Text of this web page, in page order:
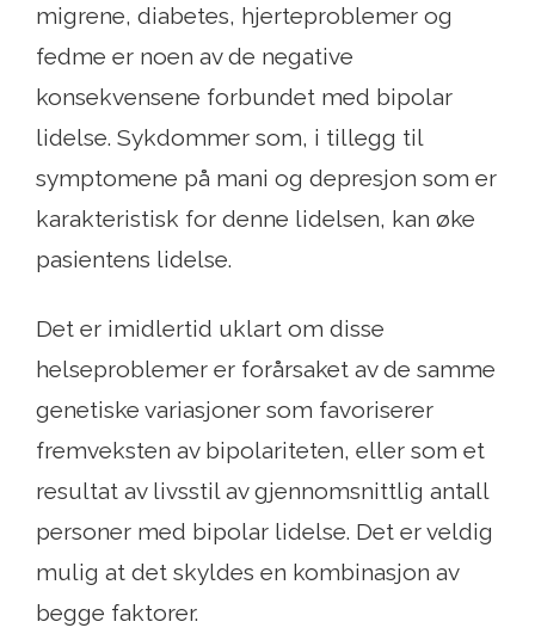
migrene, diabetes, hjerteproblemer og
fedme er noen av de negative
konsekvensene forbundet med bipolar
lidelse. Sykdommer som, i tillegg til
symptomene på mani og depresjon som er
karakteristisk for denne lidelsen, kan øke
pasientens lidelse.
Det er imidlertid uklart om disse
helseproblemer er forårsaket av de samme
genetiske variasjoner som favoriserer
fremveksten av bipolariteten, eller som et
resultat av livsstil av gjennomsnittlig antall
personer med bipolar lidelse. Det er veldig
mulig at det skyldes en kombinasjon av
begge faktorer.